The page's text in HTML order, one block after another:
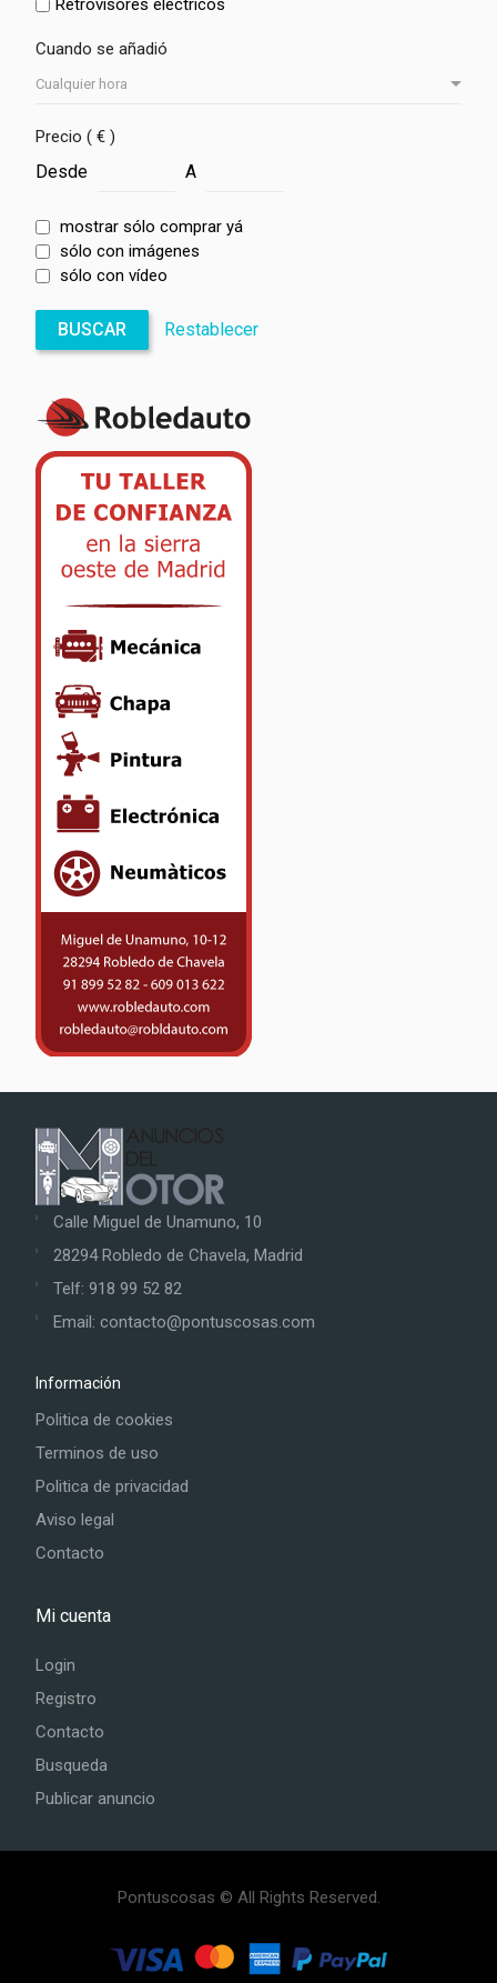
Retrovisores eléctricos
Cuando se añadió
Precio ( € )
Desde A
mostrar sólo comprar yá
sólo con imágenes
sólo con vídeo
BUSCAR Restablecer
Calle Miguel de Unamuno, 10
28294 Robledo de Chavela, Madrid
Telf: 918 99 52 82
Email: contacto@pontuscosas.com
Información
Politica de cookies
Terminos de uso
Politica de privacidad
Aviso legal
Contacto
Mi cuenta
Login
Registro
Contacto
Busqueda
Publicar anuncio
Pontuscosas © All Rights Reserved.